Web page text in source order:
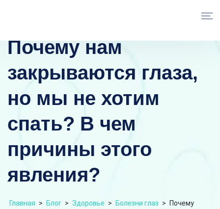
Почему нам
закрываются глаза,
но мы не хотим
спать? В чем
причины этого
явления?
Главная > Блог > Здоровье > Болезни глаз >
Почему